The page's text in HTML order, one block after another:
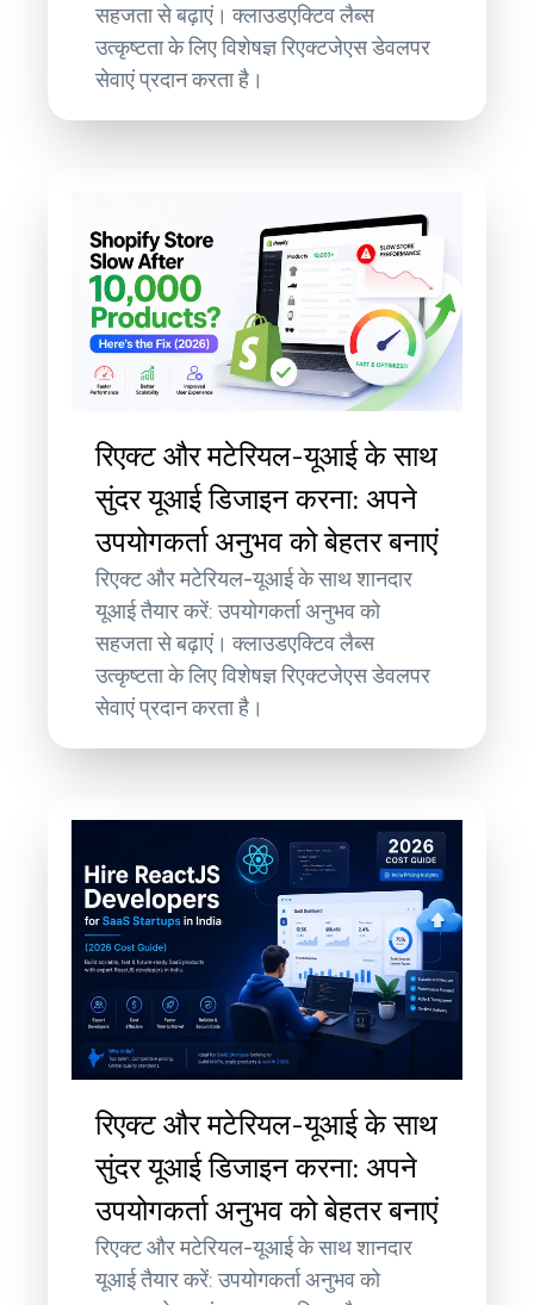
सहजता से बढ़ाएं। क्लाउडएक्टिव लैब्स
उत्कृष्टता के लिए विशेषज्ञ रिएक्टजेएस डेवलपर
सेवाएं प्रदान करता है।
रिएक्ट और मटेरियल-यूआई के साथ
सुंदर यूआई डिजाइन करना: अपने
उपयोगकर्ता अनुभव को बेहतर बनाएं
रिएक्ट और मटेरियल-यूआई के साथ शानदार
यूआई तैयार करें: उपयोगकर्ता अनुभव को
सहजता से बढ़ाएं। क्लाउडएक्टिव लैब्स
उत्कृष्टता के लिए विशेषज्ञ रिएक्टजेएस डेवलपर
सेवाएं प्रदान करता है।
रिएक्ट और मटेरियल-यूआई के साथ
सुंदर यूआई डिजाइन करना: अपने
उपयोगकर्ता अनुभव को बेहतर बनाएं
रिएक्ट और मटेरियल-यूआई के साथ शानदार
यूआई तैयार करें: उपयोगकर्ता अनुभव को